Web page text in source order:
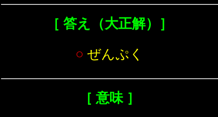
［ 答え（大正解）］
○ ぜんぷく
［ 意味 ］